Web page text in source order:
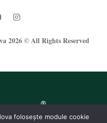
2026 © All Rights Reserved
®
folosește module cookie